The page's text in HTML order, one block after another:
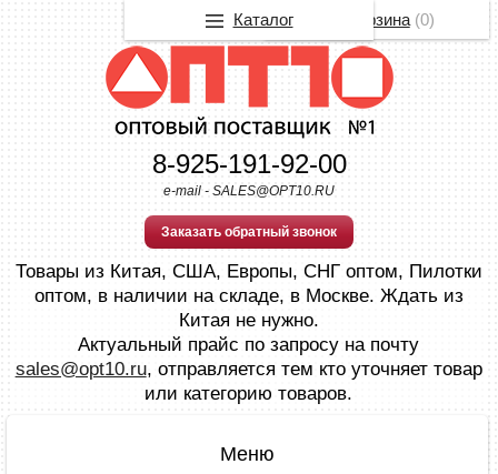
8-925-191-92-00
e-mail - SALES@OPT10.RU
Заказать обратный звонок
Товары из Китая, США, Европы, СНГ оптом, Пилотки
оптом, в наличии на складе, в Москве. Ждать из
Китая не нужно.
Актуальный прайс по запросу на почту
sales@opt10.ru, отправляется тем кто уточняет товар
или категорию товаров.
Корзина(0)
Каталог